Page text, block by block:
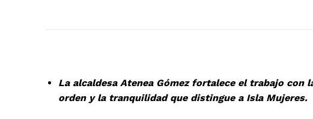
La alcaldesa Atenea Gómez fortalece el trabajo con
orden y la tranquilidad que distingue a Isla Mujeres.